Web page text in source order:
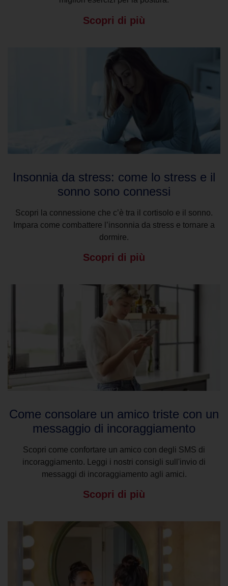
Scopri di più
Insonnia da stress: come lo stress e il
sonno sono connessi
Scopri la connessione che c’è tra il cortisolo e il sonno.
Impara come combattere l’insonnia da stress e tornare a
dormire.
Scopri di più
Come consolare un amico triste con un
messaggio di incoraggiamento
Scopri come confortare un amico con degli SMS di
incoraggiamento. Leggi i nostri consigli sull'invio di
messaggi di incoraggiamento agli amici.
Scopri di più